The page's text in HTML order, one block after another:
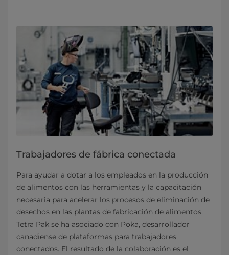
Trabajadores de fábrica conectada
Para ayudar a dotar a los empleados en la producción
de alimentos con las herramientas y la capacitación
necesaria para acelerar los procesos de eliminación de
desechos en las plantas de fabricación de alimentos,
Tetra Pak se ha asociado con Poka, desarrollador
canadiense de plataformas para trabajadores
conectados. El resultado de la colaboración es el